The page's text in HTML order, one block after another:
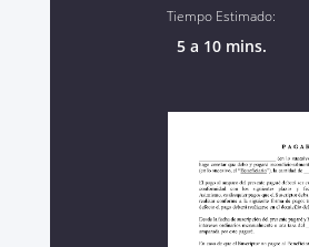
Tiempo Estimado:
5 a 10 mins.